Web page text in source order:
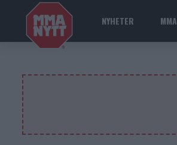
NYHETER